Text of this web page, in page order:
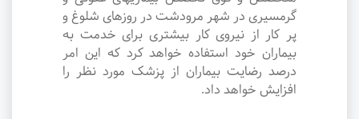
گرمسیری در شهر مرودشت در روزهای شلوغ و
پر کار از نیروی کار بیشتری برای خدمت به
بیماران خود استفاده خواهد کرد که این امر
درصد رضایت بیماران از پزشک مورد نظر را
افزایش خواهد داد.